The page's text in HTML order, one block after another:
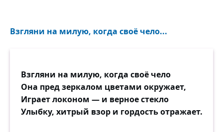
Взгляни на милую, когда своё чело...
Взгляни на милую, когда своё чело
Она пред зеркалом цветами окружает,
Играет локоном — и верное стекло
Улыбку, хитрый взор и гордость отражает.